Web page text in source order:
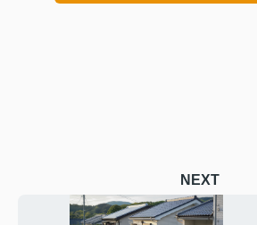
NEXT